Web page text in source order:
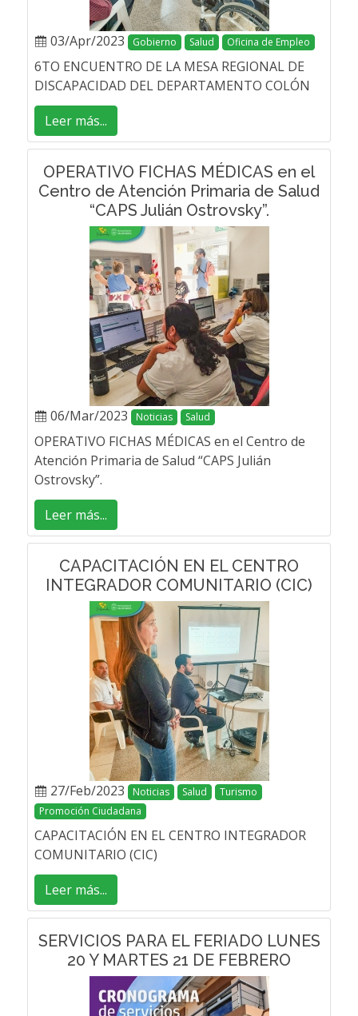
03/Apr/2023 Gobierno Salud Oficina de Empleo
6TO ENCUENTRO DE LA MESA REGIONAL DE
DISCAPACIDAD DEL DEPARTAMENTO COLÓN
Leer más...
OPERATIVO FICHAS MÉDICAS en el
Centro de Atención Primaria de Salud
“CAPS Julián Ostrovsky”.
06/Mar/2023 Noticias Salud
OPERATIVO FICHAS MÉDICAS en el Centro de
Atención Primaria de Salud “CAPS Julián
Ostrovsky”.
Leer más...
CAPACITACIÓN EN EL CENTRO
INTEGRADOR COMUNITARIO (CIC)
27/Feb/2023 Noticias Salud
Turismo
Promoción Ciudadana
CAPACITACIÓN EN EL CENTRO INTEGRADOR
COMUNITARIO (CIC)
Leer más...
SERVICIOS PARA EL FERIADO LUNES
20 Y MARTES 21 DE FEBRERO